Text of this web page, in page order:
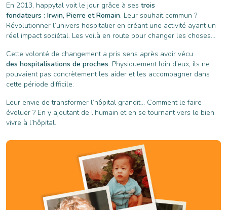
En 2013, happytal voit le jour grâce à ses trois
fondateurs : Irwin, Pierre et Romain. Leur souhait commun ?
Révolutionner l’univers hospitalier en créant une activité ayant un
réel impact sociétal. Les voilà en route pour changer les choses…
Cette volonté de changement a pris sens après avoir vécu
des hospitalisations de proches. Physiquement loin d’eux, ils ne
pouvaient pas concrètement les aider et les accompagner dans
cette période difficile.
Leur envie de transformer l’hôpital grandit… Comment le faire
évoluer ? En y ajoutant de l’humain et en se tournant vers le bien
vivre à l’hôpital.